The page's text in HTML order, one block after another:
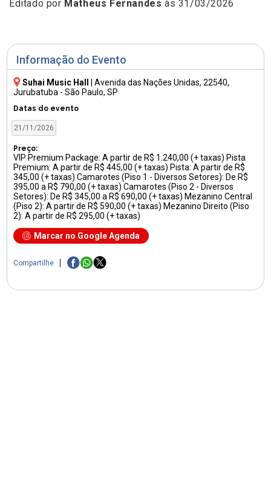
Informação do Evento
Suhai Music Hall |Avenida das Nações Unidas, 22540,
Jurubatuba - São Paulo, SP
Datas do evento
21/11/2026
Preço:
VIP Premium Package: A partir de R$ 1.240,00 (+ taxas) Pista
Premium: A partir de R$ 445,00 (+ taxas) Pista: A partir de R$
345,00 (+ taxas) Camarotes (Piso 1 - Diversos Setores): De R$
395,00 a R$ 790,00 (+ taxas) Camarotes (Piso 2 - Diversos
Setores): De R$ 345,00 a R$ 690,00 (+ taxas) Mezanino Central
(Piso 2): A partir de R$ 590,00 (+ taxas) Mezanino Direito (Piso
2): A partir de R$ 295,00 (+ taxas)
Marcar no Google Agenda
Compartilhe
Editado por Matheus Fernandes às 31/03/2026